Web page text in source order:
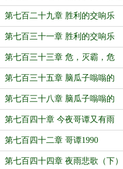
大（中）
第七百二十九章 胜利的交响乐
（上）
第七百三十一章 胜利的交响乐
（下）
第七百三十三章 危，灭霸，危
（中）
第七百三十五章 脑瓜子嗡嗡的
（上）
第七百三十八章 脑瓜子嗡嗡的
（下）
第七百四十章 今夜哥谭又有雨
（中）
第七百四十二章 哥谭1990
第七百四十四章 夜雨悲歌（下）